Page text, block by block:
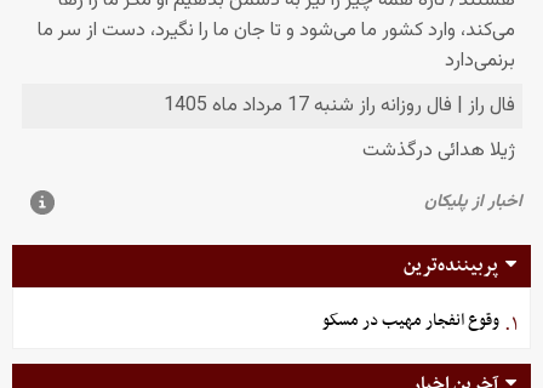
پربیننده‌ترین
۱. وقوع انفجار مهیب در مسکو